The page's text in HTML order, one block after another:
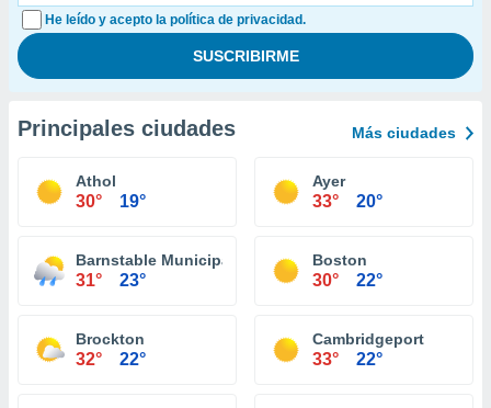
He leído y acepto la política de privacidad.
Principales ciudades Más ciudades
Athol
30° 19°
Ayer
33° 20°
Barnstable Municipal Airport
31° 23°
Boston
30° 22°
Brockton
32° 22°
Cambridgeport
33° 22°